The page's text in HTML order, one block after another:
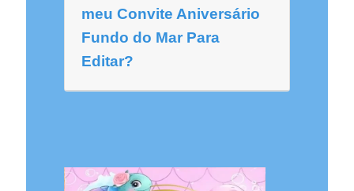
meu Convite Aniversário
Fundo do Mar Para
Editar?